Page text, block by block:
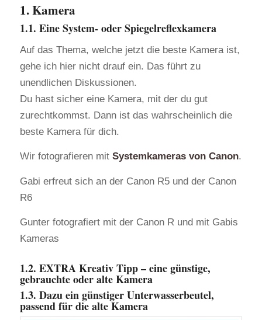
1. Kamera
1.1. Eine System- oder Spiegelreflexkamera
Auf das Thema, welche jetzt die beste Kamera ist,
gehe ich hier nicht drauf ein. Das führt zu
unendlichen Diskussionen.
Du hast sicher eine Kamera, mit der du gut
zurechtkommst. Dann ist das wahrscheinlich die
beste Kamera für dich.
Wir fotografieren mit Systemkameras von Canon.
Gabi erfreut sich an der Canon R5 und der Canon
R6
Gunter fotografiert mit der Canon R und mit Gabis
Kameras
1.2. EXTRA Kreativ Tipp – eine günstige,
gebrauchte oder alte Kamera
1.3. Dazu ein günstiger Unterwasserbeutel,
passend für die alte Kamera